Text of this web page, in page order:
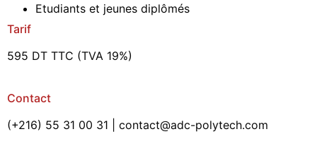
Etudiants et jeunes diplômés
Tarif
595 DT TTC (TVA 19%)
Contact
(+216) 55 31 00 31 | contact@adc-polytech.com